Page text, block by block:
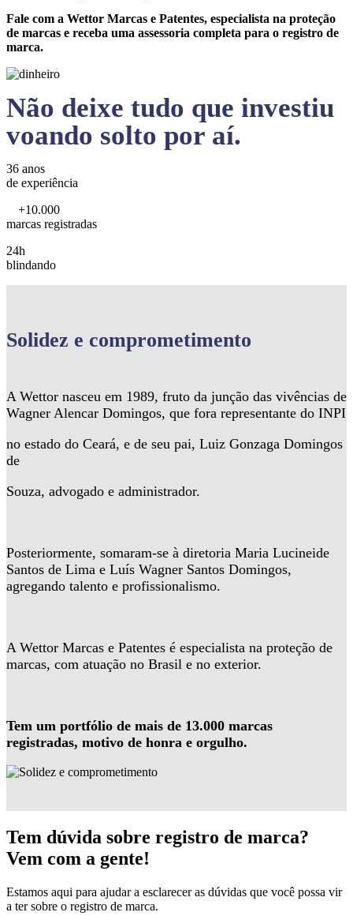
Fale com a Wettor Marcas e Patentes, especialista na proteção
de marcas e receba uma assessoria completa para o registro de
marca.
Não deixe tudo que investiu
voando solto por aí.
36 anos
de experiência
+10.000
marcas registradas
24h
blindando
Solidez e comprometimento
A Wettor nasceu em 1989, fruto da junção das vivências de
Wagner Alencar Domingos, que fora representante do INPI
no estado do Ceará, e de seu pai, Luiz Gonzaga Domingos
de
Souza, advogado e administrador.
Posteriormente, somaram-se à diretoria Maria Lucineide
Santos de Lima e Luís Wagner Santos Domingos,
agregando talento e profissionalismo.
A Wettor Marcas e Patentes é especialista na proteção de
marcas, com atuação no Brasil e no exterior.
Tem um portfólio de mais de 13.000 marcas
registradas, motivo de honra e orgulho.
Tem dúvida sobre registro de marca?
Vem com a gente!
Estamos aqui para ajudar a esclarecer as dúvidas que você possa vir
a ter sobre o registro de marca.